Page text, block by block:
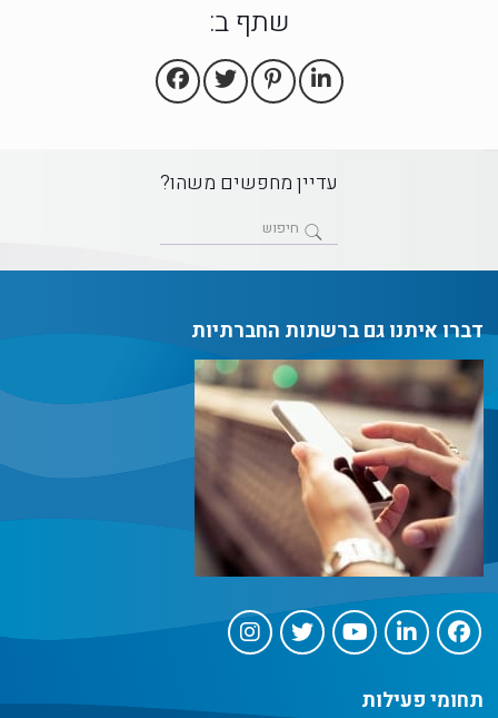
שתף ב:
עדיין מחפשים משהו?
דברו איתנו גם ברשתות החברתיות
תחומי פעילות